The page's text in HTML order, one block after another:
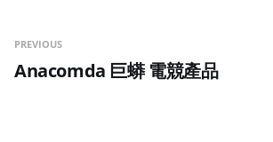
PREVIOUS
Anacomda 巨蟒 電競產品